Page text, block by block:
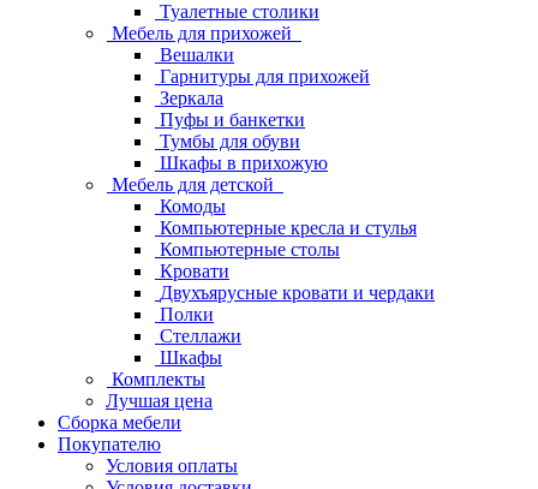
Туалетные столики
Мебель для прихожей
Вешалки
Гарнитуры для прихожей
Зеркала
Пуфы и банкетки
Тумбы для обуви
Шкафы в прихожую
Мебель для детской
Комоды
Компьютерные кресла и стулья
Компьютерные столы
Кровати
Двухъярусные кровати и чердаки
Полки
Стеллажи
Шкафы
Комплекты
Лучшая цена
Сборка мебели
Покупателю
Условия оплаты